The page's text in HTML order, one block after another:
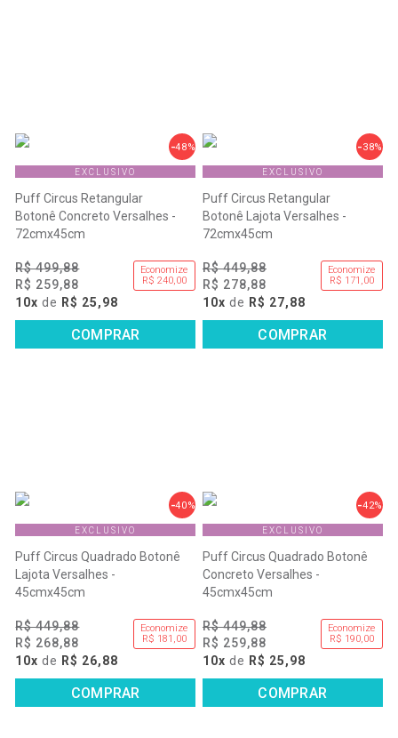
48%
EXCLUSIVO
Puff Circus Retangular
Botonê Concreto Versalhes -
72cmx45cm
R$ 499,88
R$ 259,88
Economize
R$ 240,00
10x de R$ 25,98
COMPRAR
38%
EXCLUSIVO
Puff Circus Retangular
Botonê Lajota Versalhes -
72cmx45cm
R$ 449,88
R$ 278,88
Economize
R$ 171,00
10x de R$ 27,88
COMPRAR
40%
EXCLUSIVO
Puff Circus Quadrado Botonê
Lajota Versalhes -
45cmx45cm
R$ 449,88
R$ 268,88
Economize
R$ 181,00
10x de R$ 26,88
COMPRAR
42%
EXCLUSIVO
Puff Circus Quadrado Botonê
Concreto Versalhes -
45cmx45cm
R$ 449,88
R$ 259,88
Economize
R$ 190,00
10x de R$ 25,98
COMPRAR